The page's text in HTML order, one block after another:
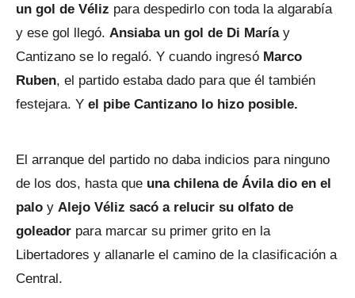
un gol de Véliz para despedirlo con toda la algarabía
y ese gol llegó. Ansiaba un gol de Di Maríay
Cantizano se lo regaló. Y cuando ingresó Marco
Ruben, el partido estaba dado para que él también
festejara. Y el pibe Cantizano lo hizo posible.
El arranque del partido no daba indicios para ninguno
de los dos, hasta que una chilena de Ávila dio en el
palo y Alejo Véliz sacó a relucir su olfato de
goleador para marcar su primer grito en la
Libertadores y allanarle el camino de la clasificación a
Central.